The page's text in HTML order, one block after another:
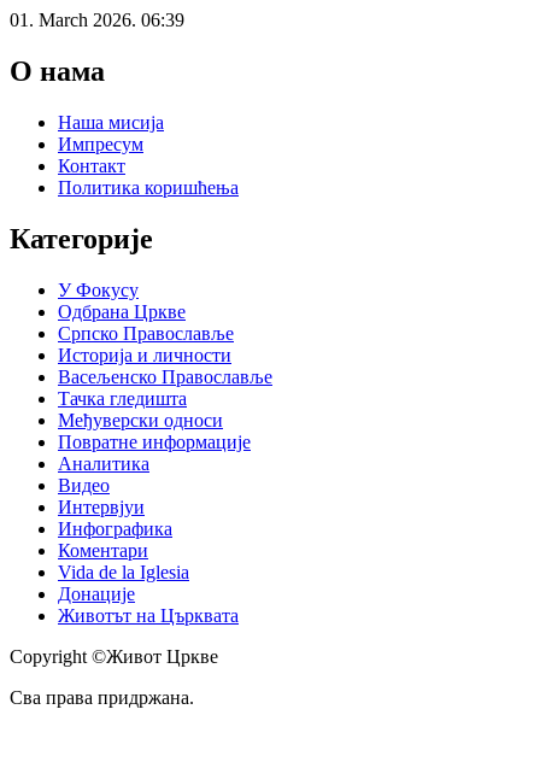
01. March 2026. 06:39
О нама
Наша мисија
Импресум
Контакт
Политика коришћења
Категорије
У Фокусу
Одбрана Цркве
Српско Православље
Историја и личности
Васељенско Православље
Тачка гледишта
Међуверски односи
Повратне информације
Аналитика
Видео
Интервјуи
Инфографика
Коментари
Vida de la Iglesia
Донације
Животът на Църквата
Copyright ©Живот Цркве
Сва права придржана.